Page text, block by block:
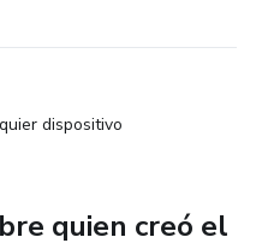
dispositivo
quien creó el